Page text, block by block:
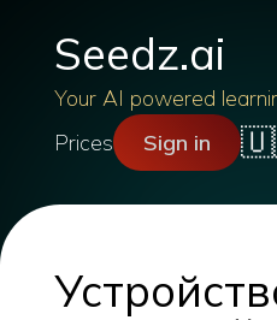
Seedz.ai
Your AI powered
Prices
Sign in